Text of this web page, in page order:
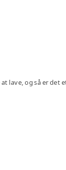
lave, og så er det